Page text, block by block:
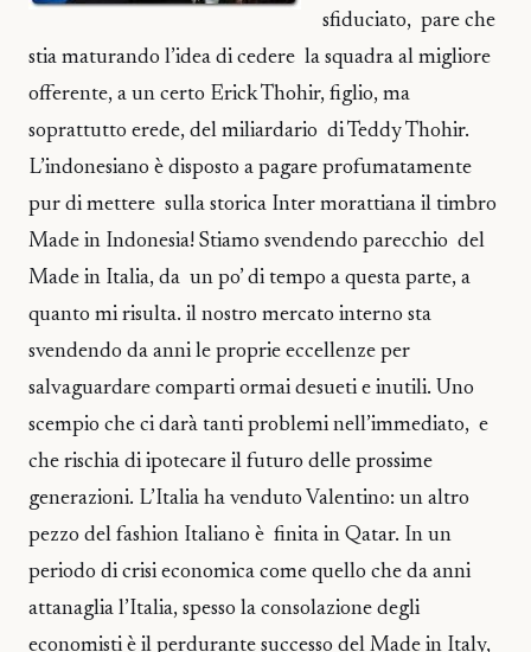
sfiduciato, pare che
stia maturando l’idea di cedere la squadra al migliore
offerente, a un certo Erick Thohir, figlio, ma
soprattutto erede, del miliardario di Teddy Thohir.
L’indonesiano è disposto a pagare profumatamente
pur di mettere sulla storica Inter morattiana il timbro
Made in Indonesia! Stiamo svendendo parecchio del
Made in Italia, da un po’ di tempo a questa parte, a
quanto mi risulta. il nostro mercato interno sta
svendendo da anni le proprie eccellenze per
salvaguardare comparti ormai desueti e inutili. Uno
scempio che ci darà tanti problemi nell’immediato, e
che rischia di ipotecare il futuro delle prossime
generazioni. L’Italia ha venduto Valentino: un altro
pezzo del fashion Italiano è finita in Qatar. In un
periodo di crisi economica come quello che da anni
attanaglia l’Italia, spesso la consolazione degli
economisti è il perdurante successo del Made in Italy,